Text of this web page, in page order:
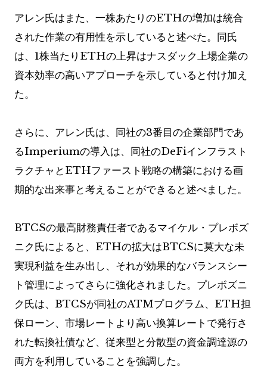
アレン氏はまた、一株あたりのETHの増加は統合
された作業の有用性を示していると述べた。同氏
は、1株当たりETHの上昇はナスダック上場企業の
資本効率の高いアプローチを示していると付け加え
た。
さらに、アレン氏は、同社の3番目の企業部門であ
るImperiumの導入は、同社のDeFiインフラスト
ラクチャとETHファースト戦略の構築における画
期的な出来事と考えることができると述べました。
BTCSの最高財務責任者であるマイケル・プレボズ
ニク氏によると、ETHの拡大はBTCSに莫大な未
実現利益を生み出し、それが効果的なバランスシー
ト管理によってさらに強化されました。プレボズニ
ク氏は、BTCSが同社のATMプログラム、ETH担
保ローン、市場レートより高い換算レートで発行さ
れた転換社債など、従来型と分散型の資金調達源の
両方を利用していることを強調した。